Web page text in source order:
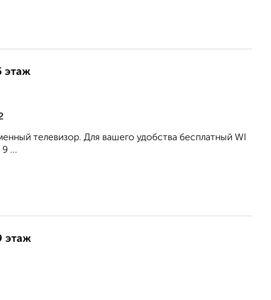
этаж
телевизор. Для вашего удобства бесплатный WI
...
этаж